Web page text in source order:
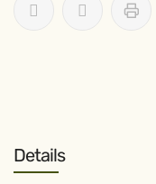
Details